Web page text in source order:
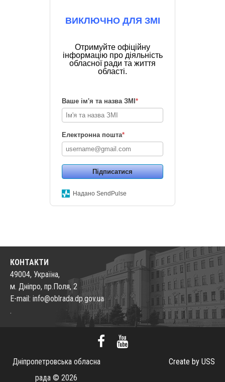
ВИКЛЮЧНО ДЛЯ ЗМІ
Отримуйте офіційну
інформацію про діяльність
обласної ради та життя
області.
Ваше ім'я та назва ЗМІ *
Електронна пошта*
Підписатися
Надано SendPulse
КОНТАКТИ
49004, Україна,
м. Дніпро, пр.Поля, 2
E-mail: info@oblrada.dp.gov.ua
.
Дніпропетровська обласна
рада © 2026
Create by USS